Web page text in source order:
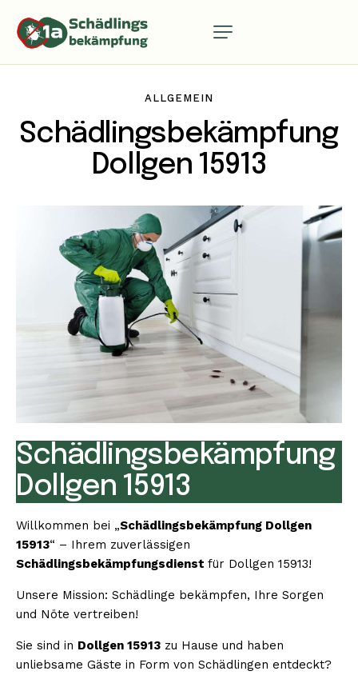
ALLGEMEIN
Schädlingsbekämpfung
Dollgen 15913
Schädlingsbekämpfung
Dollgen 15913
Willkommen bei „Schädlingsbekämpfung Dollgen
15913“ – Ihrem zuverlässigen
Schädlingsbekämpfungsdienst für Dollgen 15913!
Unsere Mission: Schädlinge bekämpfen, Ihre Sorgen
und Nöte vertreiben!
Sie sind in Dollgen 15913 zu Hause und haben
unliebsame Gäste in Form von Schädlingen entdeckt?